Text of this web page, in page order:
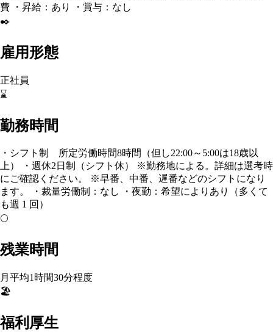
費 ・昇給：あり ・賞与：なし
✒️
雇用形態
正社員
⌛
勤務時間
・シフト制 所定労働時間8時間（但し22:00～5:00は18歳以
上） ・週休2日制（シフト休） ※勤務地による。詳細は選考時
にご確認ください。 ※早番、中番、遅番などのシフトになり
ます。 ・裁量労働制：なし ・夜勤：希望によりあり（多くて
も週 1 回）
🌕
残業時間
月平均1時間30分程度
🏖️
福利厚生